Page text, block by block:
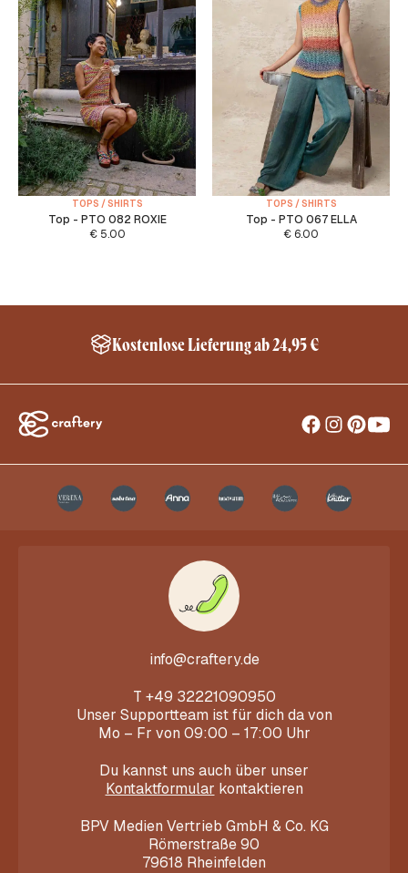
TOPS / SHIRTS
Top - PTO 082 ROXIE
€5.00
TOPS / SHIRTS
Top - PTO 067 ELLA
€ 6.00
Kostenlose Lieferung ab 24,95 €
info@craftery.de
T +49 32221090950
Unser Supportteam ist für dich da von
Mo – Fr von 09:00 – 17:00 Uhr
Du kannst uns auch über unser
Kontaktformular kontaktieren
BPV Medien Vertrieb GmbH & Co. KG
Römerstraße 90
79618 Rheinfelden